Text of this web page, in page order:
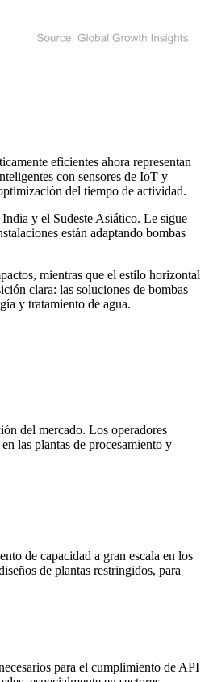
eficientes ahora representan
con sensores de IoT y
del tiempo de actividad.
y el Sudeste Asiático. Le sigue
están adaptando bombas
mientras que el estilo horizontal
clara: las soluciones de bombas
y tratamiento de agua.
del mercado. Los operadores
las plantas de procesamiento y
de capacidad a gran escala en los
de plantas restringidos, para
para el cumplimiento de API